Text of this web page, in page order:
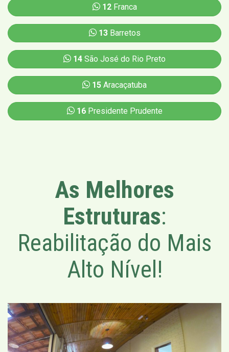
12Franca
13Barretos
14 São José do Rio Preto
15 Aracaçatuba
16Presidente Prudente
As Melhores
Estruturas:
Reabilitação do Mais
Alto Nível!